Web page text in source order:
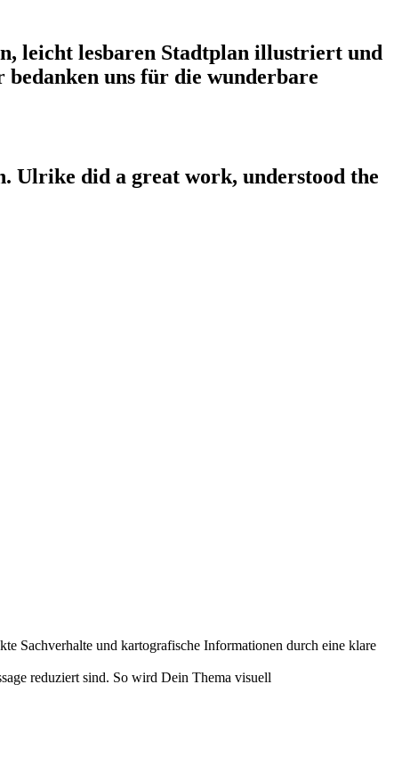
leicht lesbaren Stadtplan illustriert und
uns für die wunderbare
Ulrike did a great work, understood the
Sachverhalte und kartografische Informationen durch eine klare
reduziert sind. So wird Dein Thema visuell